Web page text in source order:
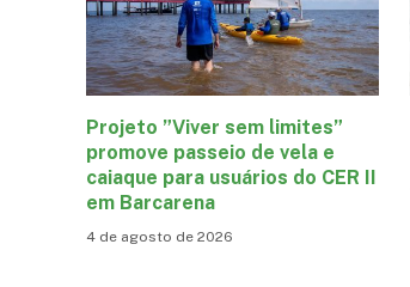
Projeto ”Viver sem limites”
promove passeio de vela e
caiaque para usuários do CER II
em Barcarena
4 de agosto de 2026